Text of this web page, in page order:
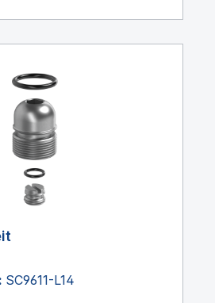
SC9611-L14